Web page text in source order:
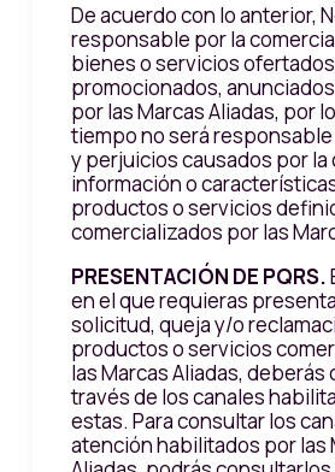
De acuerdo con lo anterior,
responsable por la
bienes o servicios
promocionados,
por las Marcas Aliadas, por
tiempo no será
y perjuicios causados por la
información o
productos o servicios
comercializados por las
PRESENTACIÓN DE PQRS.
en el que requieras
solicitud, queja y/o
productos o servicios
las Marcas Aliadas, deberás
través de los canales
estas. Para consultar los
atención habilitados por las